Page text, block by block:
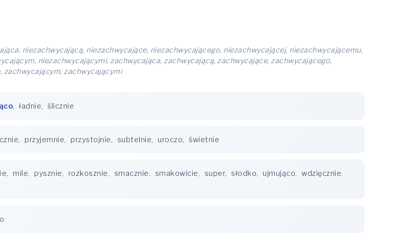
niezachwycającą, niezachwycające, niezachwycającego, niezachwycającej, niezachwycającemu,
niezachwycającymi, zachwycająca, zachwycającą, zachwycające, zachwycającego,
zachwycającym, zachwycającymi
, ładnie, ślicznie
, przyjemnie, przystojnie, subtelnie, uroczo, świetnie
, mile, pysznie, rozkosznie, smacznie, smakowicie, super, słodko, ujmująco, wdzięcznie,